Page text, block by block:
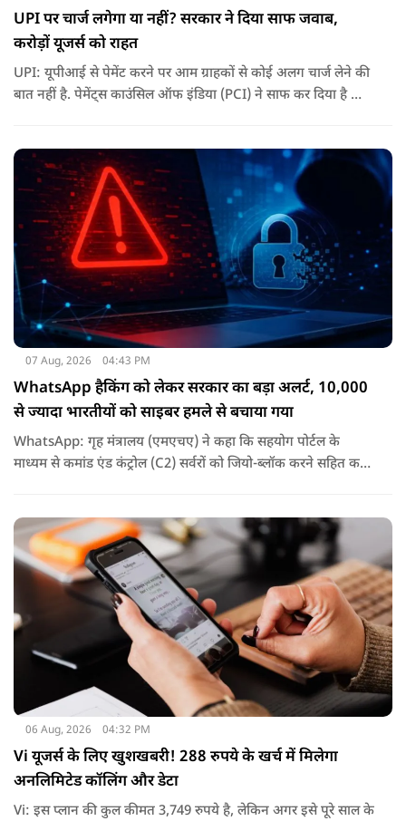
UPI पर चार्ज लगेगा या नहीं? सरकार ने दिया साफ जवाब,
करोड़ों यूजर्स को राहत
UPI: यूपीआई से पेमेंट करने पर आम ग्राहकों से कोई अलग चार्ज लेने की
बात नहीं है. पेमेंट्स काउंसिल ऑफ इंडिया (PCI) ने साफ कर दिया है कि
07 Aug, 2026 04:43 PM
WhatsApp हैकिंग को लेकर सरकार का बड़ा अलर्ट, 10,000
से ज्यादा भारतीयों को साइबर हमले से बचाया गया
WhatsApp: गृह मंत्रालय (एमएचए) ने कहा कि सहयोग पोर्टल के
माध्यम से कमांड एंड कंट्रोल (C2) सर्वरों को जियो-ब्लॉक करने सहित कई
06 Aug, 2026 04:32 PM
Vi यूजर्स के लिए खुशखबरी! 288 रुपये के खर्च में मिलेगा
अनलिमिटेड कॉलिंग और डेटा
Vi: इस प्लान की कुल कीमत 3,749 रुपये है, लेकिन अगर इसे पूरे साल के